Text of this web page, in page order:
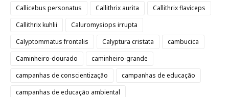
Callicebus personatus
Callithrix aurita
Callithrix flaviceps
Callithrix kuhlii
Caluromysiops irrupta
Calyptommatus frontalis
Calyptura cristata
cambucica
Caminheiro-dourado
caminheiro-grande
campanhas de conscientização
campanhas de educação
campanhas de educação ambiental